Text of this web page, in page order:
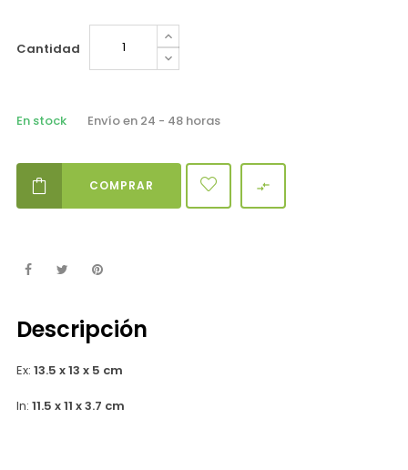
Cantidad
En stock Envío en 24 - 48 horas
COMPRAR 
Descripción
Ex: 13.5 x 13 x 5 cm
In: 11.5 x 11 x 3.7 cm